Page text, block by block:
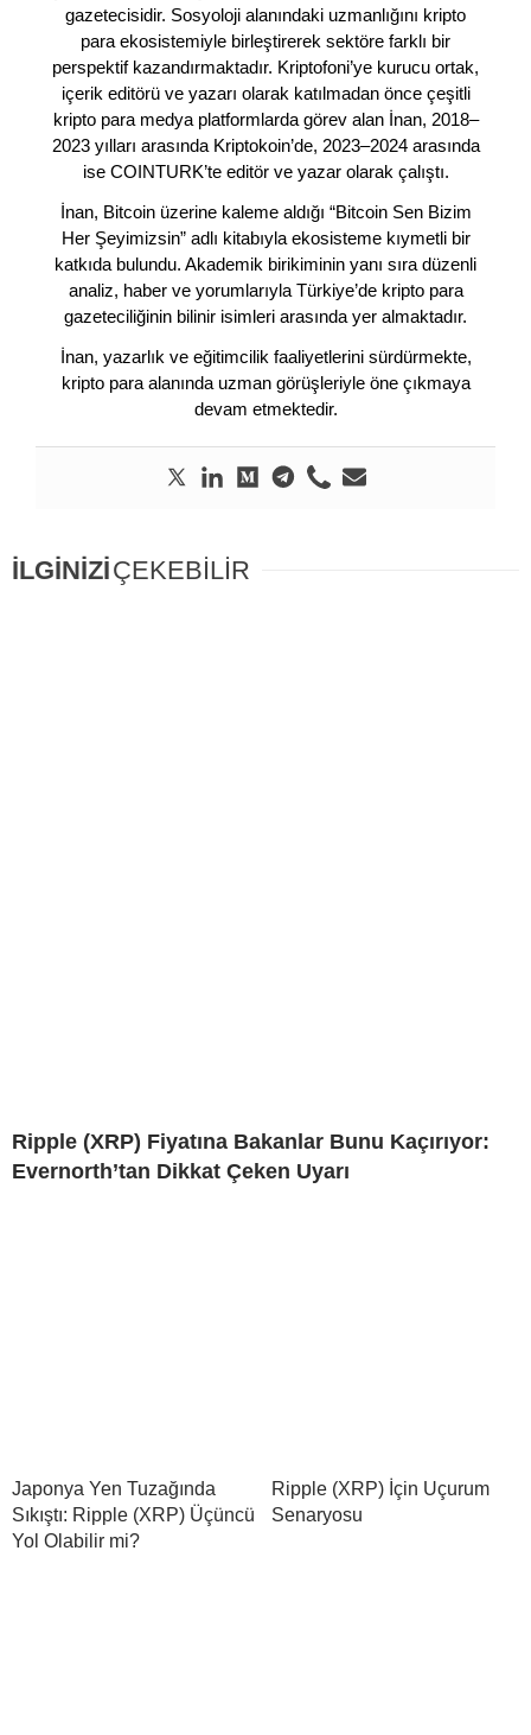
gazetecisidir. Sosyoloji alanındaki uzmanlığını kripto
para ekosistemiyle birleştirerek sektöre farklı bir
perspektif kazandırmaktadır. Kriptofoni’ye kurucu ortak,
içerik editörü ve yazarı olarak katılmadan önce çeşitli
kripto para medya platformlarda görev alan İnan, 2018–
2023 yılları arasında Kriptokoin’de, 2023–2024 arasında
ise COINTURK’te editör ve yazar olarak çalıştı.
İnan, Bitcoin üzerine kaleme aldığı “Bitcoin Sen Bizim
Her Şeyimizsin” adlı kitabıyla ekosisteme kıymetli bir
katkıda bulundu. Akademik birikiminin yanı sıra düzenli
analiz, haber ve yorumlarıyla Türkiye’de kripto para
gazeteciliğinin bilinir isimleri arasında yer almaktadır.
İnan, yazarlık ve eğitimcilik faaliyetlerini sürdürmekte,
kripto para alanında uzman görüşleriyle öne çıkmaya
devam etmektedir.
İLGİNİZİÇEKEBİLİR
Ripple (XRP) Fiyatına Bakanlar Bunu Kaçırıyor:
Evernorth’tan Dikkat Çeken Uyarı
Japonya Yen Tuzağında
Sıkıştı: Ripple (XRP) Üçüncü
Yol Olabilir mi?
Ripple (XRP) İçin Uçurum
Senaryosu